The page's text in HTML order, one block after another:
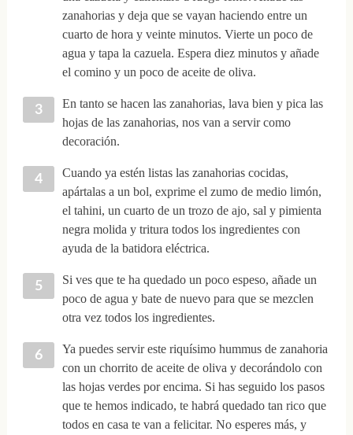
zanahorias y deja que se vayan haciendo entre un
cuarto de hora y veinte minutos. Vierte un poco de
agua y tapa la cazuela. Espera diez minutos y añade
el comino y un poco de aceite de oliva.
En tanto se hacen las zanahorias, lava bien y pica las
hojas de las zanahorias, nos van a servir como
decoración.
Cuando ya estén listas las zanahorias cocidas,
apártalas a un bol, exprime el zumo de medio limón,
el tahini, un cuarto de un trozo de ajo, sal y pimienta
negra molida y tritura todos los ingredientes con
ayuda de la batidora eléctrica.
Si ves que te ha quedado un poco espeso, añade un
poco de agua y bate de nuevo para que se mezclen
otra vez todos los ingredientes.
Ya puedes servir este riquísimo hummus de zanahoria
con un chorrito de aceite de oliva y decorándolo con
las hojas verdes por encima. Si has seguido los pasos
que te hemos indicado, te habrá quedado tan rico que
todos en casa te van a felicitar. No esperes más, y